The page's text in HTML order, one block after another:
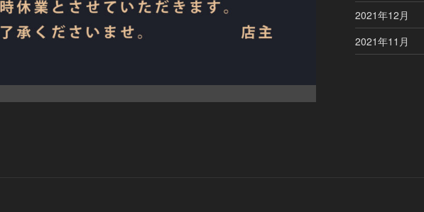
2021年12月
2021年11月